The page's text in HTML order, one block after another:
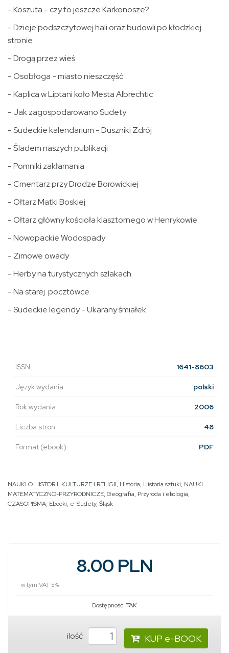
- Koszuta - czy to jeszcze Karkonosze?
- Dzieje podszczytowej hali oraz budowli po kłodzkiej
stronie
- Drogą przez wieś
- Osobłoga - miasto nieszczęść
- Kaplica w Liptani koło Mesta Albrechtic
- Jak zagospodarowano Sudety
- Sudeckie kalendarium - Duszniki Zdrój
- Śladem naszych publikacji
- Pomniki zakłamania
- Cmentarz przy Drodze Borowickiej
- Ołtarz Matki Boskiej
- Ołtarz główny kościoła klasztornego w Henrykowie
- Nowopackie Wodospady
- Zimowe owady
- Herby na turystycznych szlakach
- Na starej pocztówce
- Sudeckie legendy - Ukarany śmiałek
ISSN: 1641-8603
Język wydania: polski
Rok wydania: 2006
Liczba stron: 48
Format (ebook): PDF
NAUKI O HISTORII, KULTURZE I RELIGII, Historia, Historia sztuki, NAUKI
MATEMATYCZNO-PRZYRODNICZE, Geografia, Przyroda i ekologia,
CZASOPISMA, Ebooki, e-Sudety, Śląsk
8.00 PLN
w tym VAT 5%
Dostępność: TAK
ilość KUP e-BOOK